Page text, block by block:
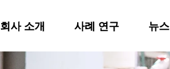
회사 소개 사례 연구 뉴스